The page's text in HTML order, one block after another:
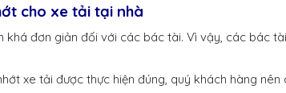
cho xe tải tại nhà
khá đơn giản đối với các bác tài. Vì vậy, các bác
xe tải được thực hiện đúng, quý khách hàng nên